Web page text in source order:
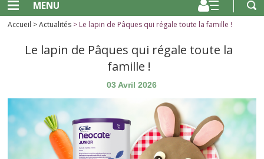
MENU
Accueil >Actualités > Le lapin de Pâques qui régale toute la famille !
Le lapin de Pâques qui régale toute la
famille !
03 Avril 2026